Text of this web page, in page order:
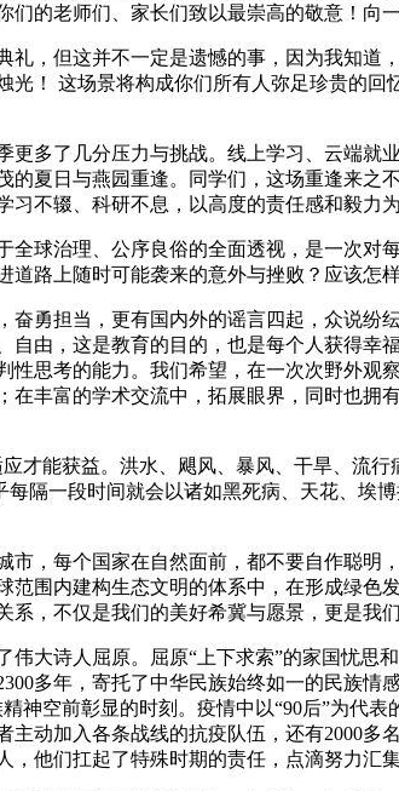
的老师们、家长们致以最崇高的敬意！向
，但这并不一定是遗憾的事，因为我知道
！ 这场景将构成你们所有人弥足珍贵的
更多了几分压力与挑战。线上学习、云端
夏日与燕园重逢。同学们，这场重逢来之
不辍、科研不息，以高度的责任感和毅力
球治理、公序良俗的全面透视，是一次对
路上随时可能袭来的意外与挫败？应该怎
勇担当，更有国内外的谣言四起，众说纷
由，这是教育的目的，也是每个人获得幸
思考的能力。我们希望，在一次次野外观
丰富的学术交流中，拓展眼界，同时也拥
才能获益。洪水、飓风、暴风、干旱、流
隔一段时间就会以诸如黑死病、天花、埃
，每个国家在自然面前，都不要自作聪明
围内建构生态文明的体系中，在形成绿色
，不仅是我们的美好希冀与愿景，更是我
大诗人屈原。屈原“上下求索”的家国忧思
多年，寄托了中华民族始终如一的民族情
空前彰显的时刻。疫情中以“90后”为代
动加入各条战线的抗疫队伍，还有2000多
他们扛起了特殊时期的责任，点滴努力汇